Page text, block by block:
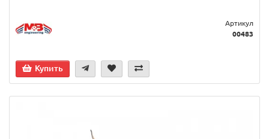
Артикул
00483
Купить